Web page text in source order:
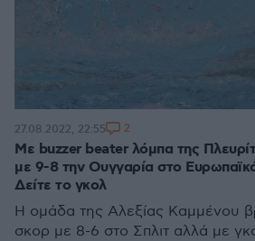
Με buzzer beater λόμπα της
με 9-8 την Ουγγαρία στο
Δείτε το γκολ
Η ομάδα της Αλεξίας Καμμένου
σκορ με 8-6 στο Σπλιτ αλλά με
27.08.2022, 22:55 2